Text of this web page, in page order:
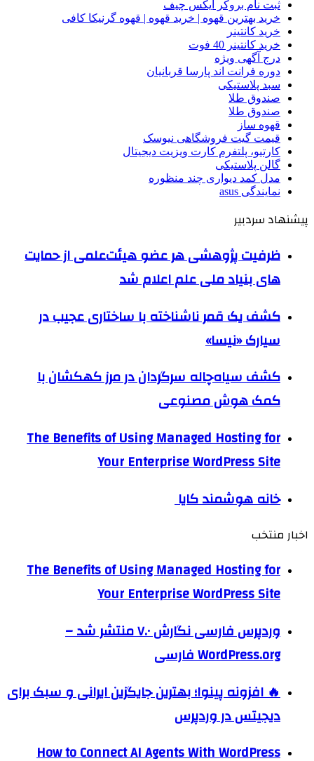
ثبت نام بروکر ایکس چیف
خرید بهترین قهوه | خرید قهوه | قهوه گرنیکا کافی
خرید کانتینر
خرید کانتینر 40 فوت
درج آگهی ویژه
دوره فرانت اند پارسا قربانیان
سبد پلاستیکی
صندوق طلا
صندوق طلا
قهوه ساز
قیمت گیت فروشگاهی نیوسک
کارتیو، پلتفرم کارت ویزیت دیجیتال
گالن پلاستیکی
مدل کمد دیواری چند منظوره
نمایندگی asus
پیشنهاد سردبیر
ظرفیت پژوهشی هر عضو هیئت‌علمی از حمایت
های بنیاد ملی علم اعلام شد
کشف یک قمر ناشناخته با ساختاری عجیب در
سیارک «نیسا»
کشف سیاه‌چاله سرگردان در مرز کهکشان با
کمک هوش مصنوعی
The Benefits of Using Managed Hosting for
Your Enterprise WordPress Site
خانه هوشمند کایا
اخبار منتخب
The Benefits of Using Managed Hosting for
Your Enterprise WordPress Site
وردپرس فارسی نگارش ۷.۰ منتشر شد –
WordPress.org فارسی
🔥 افزونه پینوا؛ بهترین جایگزین ایرانی و سبک برای
دیجیتس در وردپرس
How to Connect AI Agents With WordPress